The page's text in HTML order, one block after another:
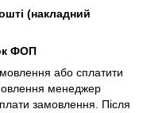
(накладний
ФОП
або сплатити
менеджер
замовлення. Після